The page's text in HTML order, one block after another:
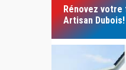
Rénovez
Artisan Dubois!